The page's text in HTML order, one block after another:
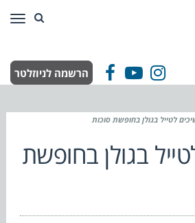
Facebook
YouTube
Instagram הרשמה לניוזלטר
לטייל בגולן בחופשת סוכות
בגולן בחופשת